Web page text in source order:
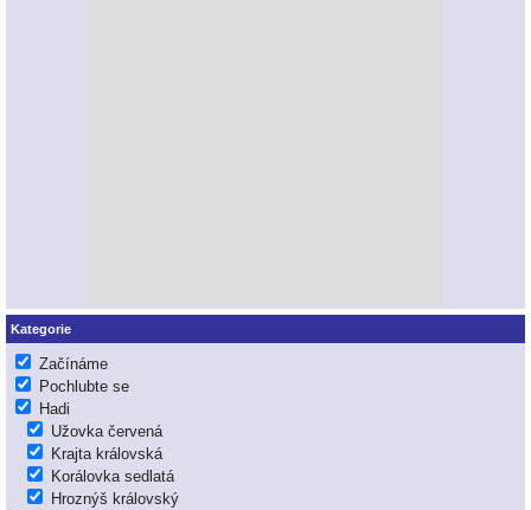
Kategorie
Začínáme
Pochlubte se
Hadi
Užovka červená
Krajta královská
Korálovka sedlatá
Hroznýš královský